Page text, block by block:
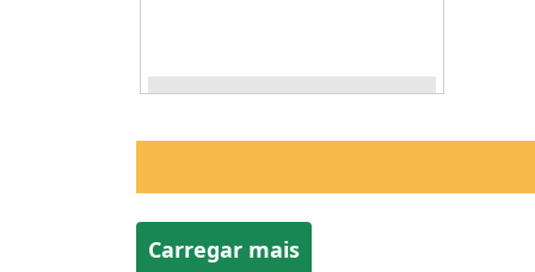
VEJA IMAGENS E INFO - CLICK
Carregar mais